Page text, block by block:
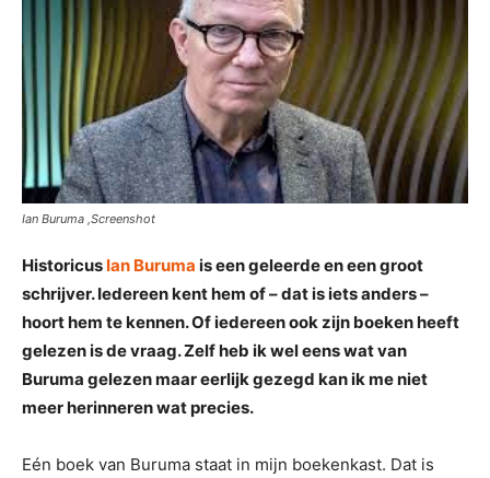
Ian Buruma ,Screenshot
Historicus Ian Buruma is een geleerde en een groot
schrijver. Iedereen kent hem of – dat is iets anders –
hoort hem te kennen. Of iedereen ook zijn boeken heeft
gelezen is de vraag. Zelf heb ik wel eens wat van
Buruma gelezen maar eerlijk gezegd kan ik me niet
meer herinneren wat precies.
Eén boek van Buruma staat in mijn boekenkast. Dat is